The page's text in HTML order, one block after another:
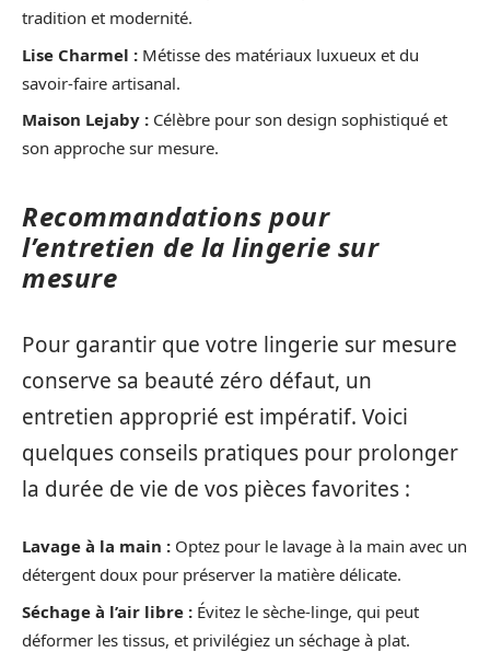
tradition et modernité.
Lise Charmel : Métisse des matériaux luxueux et du
savoir-faire artisanal.
Maison Lejaby : Célèbre pour son design sophistiqué et
son approche sur mesure.
Recommandations pour
l’entretien de la lingerie sur
mesure
Pour garantir que votre lingerie sur mesure
conserve sa beauté zéro défaut, un
entretien approprié est impératif. Voici
quelques conseils pratiques pour prolonger
la durée de vie de vos pièces favorites :
Lavage à la main : Optez pour le lavage à la main avec un
détergent doux pour préserver la matière délicate.
Séchage à l’air libre : Évitez le sèche-linge, qui peut
déformer les tissus, et privilégiez un séchage à plat.